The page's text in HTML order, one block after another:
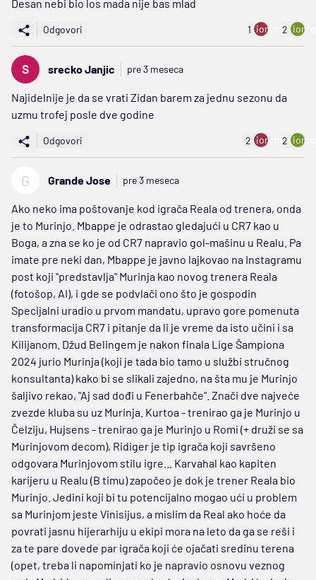
Desan nebi bio los mada nije bas mlad
Odgovori 1 ion:minus
2
srecko Janjic pre 3 meseca
Najidelnije je da se vrati Zidan barem za jednu sezonu da
uzmu trofej posle dve godine
Odgovori 2 ion:minus
2
G Grande Jose pre 3 meseca
Ako neko ima poštovanje kod igrača Reala od trenera, onda
je to Murinjo. Mbappe je odrastao gledajući u CR7 kao u
Boga, a zna se ko je od CR7 napravio gol-mašinu u Realu. Pa
imate pre neki dan, Mbappe je javno lajkovao na Instagramu
post koji "predstavlja" Murinja kao novog trenera Reala
(fotošop, AI), i gde se podvlači ono što je gospodin
Specijalni uradio u prvom mandatu, upravo gore pomenuta
transformacija CR7 i pitanje da li je vreme da isto učini i sa
Kilijanom. Džud Belingem je nakon finala Lige Šampiona
2024 jurio Murinja (koji je tada bio tamo u službi stručnog
konsultanta) kako bi se slikali zajedno, na šta mu je Murinjo
šaljivo rekao, "Aj sad dođi u Fenerbahče". Znači dve najveće
zvezde kluba su uz Murinja. Kurtoa - trenirao ga je Murinjo u
Čelziju, Hujsens - trenirao ga je Murinjo u Romi (+ druži se sa
Murinjovom decom), Ridiger je tip igrača koji savršeno
odgovara Murinjovom stilu igre... Karvahal kao kapiten
karijeru u Realu (B timu) započeo je dok je trener Reala bio
Murinjo. Jedini koji bi tu potencijalno mogao ući u problem
sa Murinjom jeste Vinisijus, a mislim da Real ako hoće da
povrati jasnu hijerarhiju u ekipi mora na leto da ga se reši i
za te pare dovede par igrača koji će ojačati sredinu terena
(opet, treba li napominjati ko je napravio osnovu veznog